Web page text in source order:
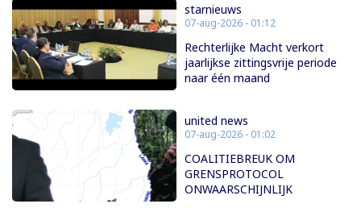
starnieuws
07-aug-2026 - 01:12
Rechterlijke Macht verkort
jaarlijkse zittingsvrije periode
naar één maand
united news
07-aug-2026 - 01:02
COALITIEBREUK OM
GRENSPROTOCOL
ONWAARSCHIJNLIJK